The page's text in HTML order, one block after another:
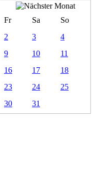
Fr Sa
So
2 3
4
9 10
11
16 17
18
23 24
25
30 31